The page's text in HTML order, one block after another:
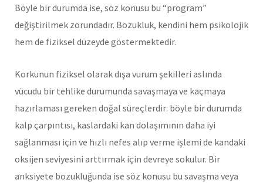
Böyle bir durumda ise, söz konusu bu “program”
değiştirilmek zorundadır. Bozukluk, kendini hem psikolojik
hem de fiziksel düzeyde göstermektedir.
Korkunun fiziksel olarak dışa vurum şekilleri aslında
vücudu bir tehlike durumunda savaşmaya ve kaçmaya
hazırlaması gereken doğal süreçlerdir: böyle bir durumda
kalp çarpıntısı, kaslardaki kan dolaşımının daha iyi
sağlanması için ve hızlı nefes alıp verme işlemi de kandaki
oksijen seviyesini arttırmak için devreye sokulur. Bir
anksiyete bozukluğunda ise söz konusu bu savaşma veya